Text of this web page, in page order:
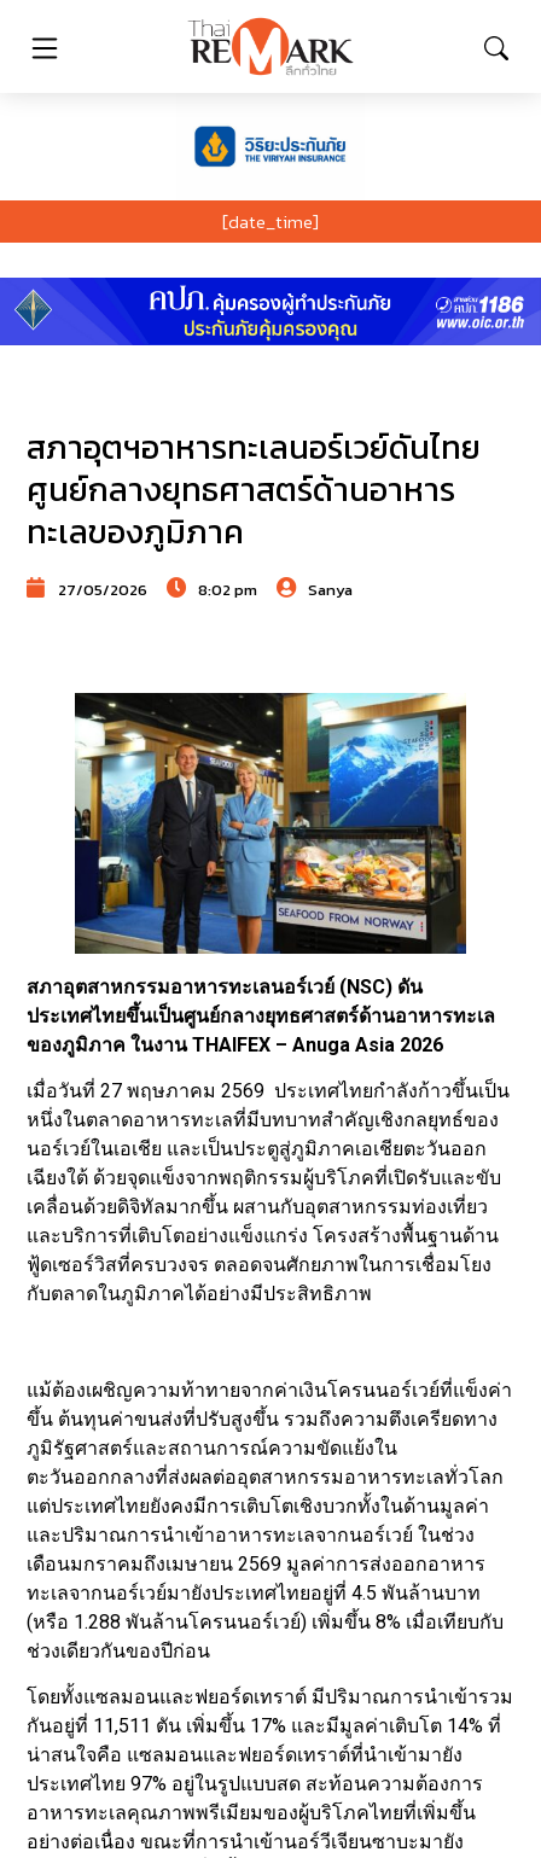
[date_time]
สภาอุตฯอาหารทะเลนอร์เวย์ดันไทย
ศูนย์กลางยุทธศาสตร์ด้านอาหาร
ทะเลของภูมิภาค
27/05/2026 8:02 pm Sanya
สภาอุตสาหกรรมอาหารทะเลนอร์เวย์ (NSC) ดัน
ประเทศไทยขึ้นเป็นศูนย์กลางยุทธศาสตร์ด้านอาหารทะเล
ของภูมิภาค ในงาน THAIFEX – Anuga Asia 2026
เมื่อวันที่ 27 พฤษภาคม 2569 ประเทศไทยกำลังก้าวขึ้นเป็น
หนึ่งในตลาดอาหารทะเลที่มีบทบาทสำคัญเชิงกลยุทธ์ของ
นอร์เวย์ในเอเชีย และเป็นประตูสู่ภูมิภาคเอเชียตะวันออก
เฉียงใต้ ด้วยจุดแข็งจากพฤติกรรมผู้บริโภคที่เปิดรับและขับ
เคลื่อนด้วยดิจิทัลมากขึ้น ผสานกับอุตสาหกรรมท่องเที่ยว
และบริการที่เติบโตอย่างแข็งแกร่ง โครงสร้างพื้นฐานด้าน
ฟู้ดเซอร์วิสที่ครบวงจร ตลอดจนศักยภาพในการเชื่อมโยง
กับตลาดในภูมิภาคได้อย่างมีประสิทธิภาพ
แม้ต้องเผชิญความท้าทายจากค่าเงินโครนนอร์เวย์ที่แข็งค่า
ขึ้น ต้นทุนค่าขนส่งที่ปรับสูงขึ้น รวมถึงความตึงเครียดทาง
ภูมิรัฐศาสตร์และสถานการณ์ความขัดแย้งใน
ตะวันออกกลางที่ส่งผลต่ออุตสาหกรรมอาหารทะเลทั่วโลก
แต่ประเทศไทยยังคงมีการเติบโตเชิงบวกทั้งในด้านมูลค่า
และปริมาณการนำเข้าอาหารทะเลจากนอร์เวย์ ในช่วง
เดือนมกราคมถึงเมษายน 2569 มูลค่าการส่งออกอาหาร
ทะเลจากนอร์เวย์มายังประเทศไทยอยู่ที่ 4.5 พันล้านบาท
(หรือ 1.288 พันล้านโครนนอร์เวย์) เพิ่มขึ้น 8% เมื่อเทียบกับ
ช่วงเดียวกันของปีก่อน
โดยทั้งแซลมอนและฟยอร์ดเทราต์ มีปริมาณการนำเข้ารวม
กันอยู่ที่ 11,511 ตัน เพิ่มขึ้น 17% และมีมูลค่าเติบโต 14% ที่
น่าสนใจคือ แซลมอนและฟยอร์ดเทราต์ที่นำเข้ามายัง
ประเทศไทย 97% อยู่ในรูปแบบสด สะท้อนความต้องการ
อาหารทะเลคุณภาพพรีเมียมของผู้บริโภคไทยที่เพิ่มขึ้น
อย่างต่อเนื่อง ขณะที่การนำเข้านอร์วีเจียนซาบะมายัง